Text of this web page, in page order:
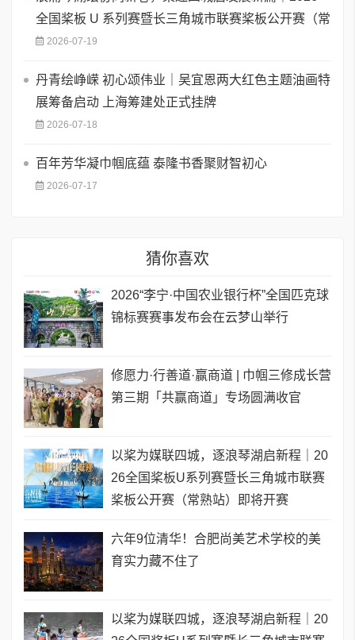
全国桨板 U 系列赛暨长三角城市联赛桨板公开赛（常
2026-07-19
丹青绘峥嵘 初心颂伟业｜吴宜恩两大红色主题油画特
展筹备启动 上海筹建处正式挂牌
2026-07-18
百年芳华凝巾帼底蕴 泰隆书香聚财智初心
2026-07-17
猜你喜欢
2026“李宁·中国农业银行杯”全国匹克球
锦标赛赛事发布会在云梦山举行
修愿力·行善道·赢商道 | 巾帼三修成长营
第三期「共赢商道」专场圆满收官
以桨为媒联四城，逐浪琴湖启新程｜20
26全国桨板U系列赛暨长三角城市联赛
桨板公开赛（常熟站）即将开赛
六年9位清华！合肥尚美艺术学校的美
育实力藏不住了
以桨为媒联四城，逐浪琴湖启新程｜20